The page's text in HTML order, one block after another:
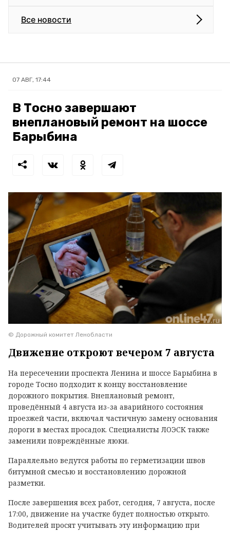
Все новости
07 АВГ, 17:44
В Тосно завершают
внеплановый ремонт на шоссе
Барыбина
© Дорожный комитет Ленобласти
Движение откроют вечером 7 августа
На пересечении проспекта Ленина и шоссе Барыбина в
городе Тосно подходит к концу восстановление
дорожного покрытия. Внеплановый ремонт,
проведённый 4 августа из-за аварийного состояния
проезжей части, включал частичную замену основания
дороги в местах просадок. Специалисты ЛОЭСК также
заменили повреждённые люки.
Параллельно ведутся работы по герметизации швов
битумной смесью и восстановлению дорожной
разметки.
После завершения всех работ, сегодня, 7 августа, после
17:00, движение на участке будет полностью открыто.
Водителей просят учитывать эту информацию при